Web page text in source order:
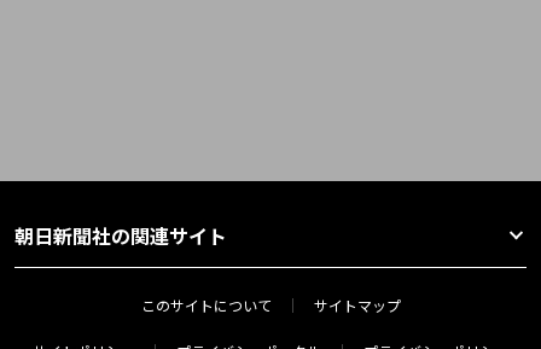
朝日新聞社の関連サイト
このサイトについて サイトマップ